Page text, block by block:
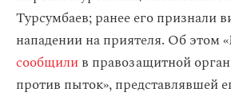
Турсумбаев; ранее его признали
нападении на приятеля. Об этом
сообщилив правозащитной
против пыток», представлявшей